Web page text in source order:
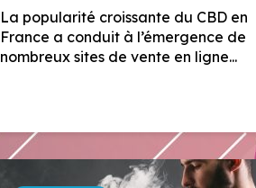
La popularité croissante du CBD en
France a conduit à l’émergence de
nombreux sites de vente en ligne...